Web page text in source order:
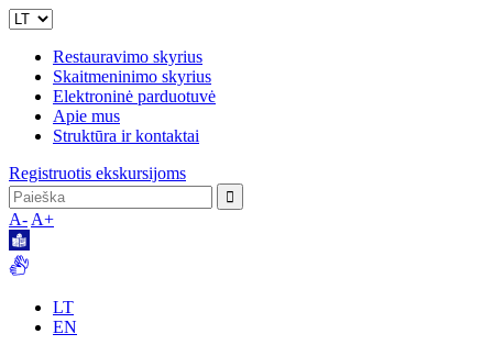
Restauravimo skyrius
Skaitmeninimo skyrius
Elektroninė parduotuvė
Apie mus
Struktūra ir kontaktai
Registruotis ekskursijoms
A- A+
LT
EN